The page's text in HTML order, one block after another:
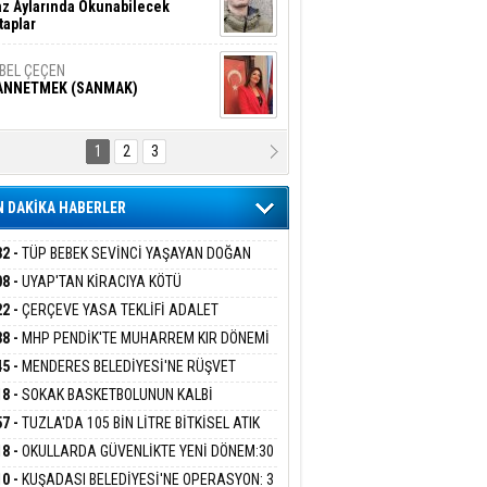
Aylarında Okunabilecek
ÇEÇEN
(SANMAK)
DNA Kuşaklararası
Biyolojik Faturası
Adıyaman
Bu Sahaya Sığmazam
Ali Çölük
Satırın İçindeki İnsan
Kılıç
ATEŞE ATILAN VİCDAN
BAŞARSLAN
1 2 3
DAKİKA HABERLER
- TÜP BEBEK SEVİNCİ YAŞAYAN DOĞAN
BAKANLIK DESTEĞİ
- UYAP'TAN KİRACIYA KÖTÜ
GELMEDİ'' SAVUNMASI
DÖNDÜ
- ÇERÇEVE YASA TEKLİFİ ADALET
GEÇTİ:SÜREÇ NASIL
- MHP PENDİK'TE MUHARREM KIR DÖNEMİ
EDİYOR
- MENDERES BELEDİYESİ'NE RÜŞVET
BAŞKANI İLKAY ÇİÇEK
SEVK EDİLDİ
- SOKAK BASKETBOLUNUN KALBİ
ATACAK
- TUZLA'DA 105 BİN LİTRE BİTKİSEL ATIK
TOPLANDI
- OKULLARDA GÜVENLİKTE YENİ DÖNEM:30
ALINACAK DEDEKTÖRLÜ ARAMA
- KUŞADASI BELEDİYESİ'NE OPERASYON: 3